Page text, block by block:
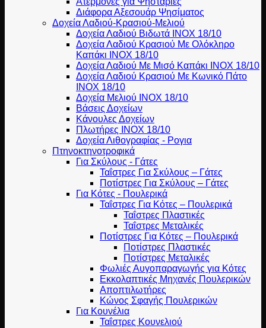
Διάφορα Αξεσουάρ Ψησίματος
Δοχεία Λαδιού-Κρασιού-Μελιού
Δοχεία Λαδιού Βιδωτά ΙΝΟΧ 18/10
Δοχεία Λαδιού Κρασιού Με Ολόκληρο
Καπάκι ΙΝΟΧ 18/10
Δοχεία Λαδιού Με Μισό Καπάκι ΙΝΟΧ 18/10
Δοχεία Λαδιού Κρασιού Με Κωνικό Πάτο
ΙΝΟΧ 18/10
Δοχεία Μελιού ΙΝΟΧ 18/10
Βάσεις Δοχείων
Κάνουλες Δοχείων
Πλωτήρες INOX 18/10
Δοχεία Λιθογραφίας - Ρογια
Πτηνοκτηνοτροφικά
Για Σκύλους - Γάτες
Ταΐστρες Για Σκύλους – Γάτες
Ποτίστρες Για Σκύλους – Γάτες
Για Κότες - Πουλερικά
Ταΐστρες Για Κότες – Πουλερικά
Ταΐστρες Πλαστικές
Ταΐστρες Μεταλικές
Ποτίστρες Για Κότες – Πουλερικά
Ποτίστρες Πλαστικές
Ποτίστρες Μεταλικές
Φωλιές Αυγοπαραγωγής για Κότες
Εκκολαπτικές Μηχανές Πουλερικών
Αποπτιλωτήρες
Κώνος Σφαγής Πουλερικών
Για Κουνέλια
Ταΐστρες Κουνελιού